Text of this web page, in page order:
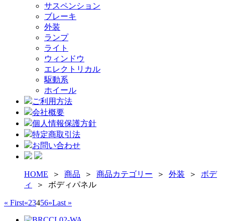
サスペンション
ブレーキ
外装
ランプ
ライト
ウィンドウ
エレクトリカル
駆動系
ホイール
ご利用方法
会社概要
個人情報保護方針
特定商取引法
お問い合わせ
HOME ＞ 商品 ＞ 商品カテゴリー ＞ 外装 ＞ ボデ
ィ
＞ ボディパネル
« First«23456»Last »